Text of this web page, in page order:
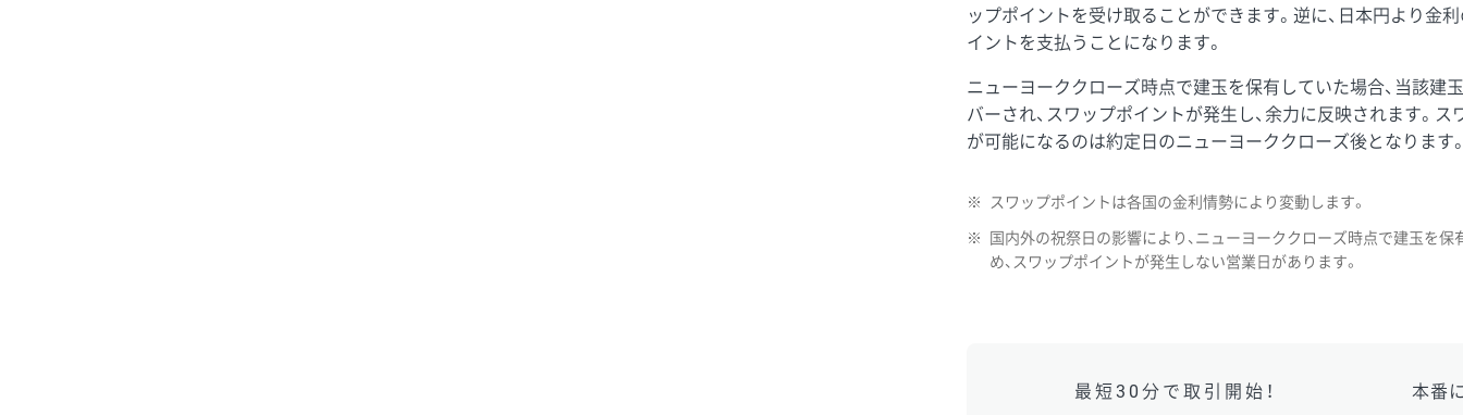
ップポイントを受け取ることができます。逆に、日本円より金
イントを支払うことになります。
ニューヨーククローズ時点で建玉を保有していた場合、当該建
バーされ、スワップポイントが発生し、余力に反映されます。
が可能になるのは約定日のニューヨーククローズ後となります
※ スワップポイントは各国の金利情勢により変動します。
※
国内外の祝祭日の影響により、ニューヨーククローズ時点で建玉を
め、スワップポイントが発生しない営業日があります。
最短30分で取引開始！ 本番